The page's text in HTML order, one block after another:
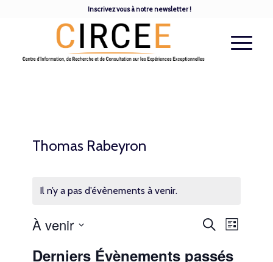
Inscrivez vous à notre newsletter !
Thomas Rabeyron
Il n’y a pas d’évènements à venir.
Recherche
navigation
Recherche
de
Liste
À venir
une
Derniers Évènements passés